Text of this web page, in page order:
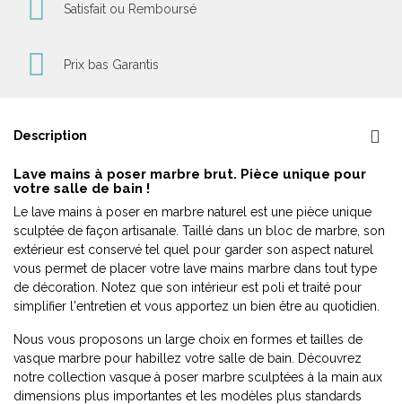
Satisfait ou Remboursé
Prix bas Garantis
Description
Lave mains à poser marbre brut. Pièce unique pour
votre salle de bain !
Le lave mains à poser en marbre naturel est une pièce unique
sculptée de façon artisanale. Taillé dans un bloc de marbre, son
extérieur est conservé tel quel pour garder son aspect naturel
vous permet de placer votre lave mains marbre dans tout type
de décoration. Notez que son intérieur est poli et traité pour
simplifier l'entretien et vous apportez un bien être au quotidien.
Nous vous proposons un large choix en formes et tailles de
vasque marbre pour habillez votre salle de bain. Découvrez
notre collection vasque à poser marbre sculptées à la main aux
dimensions plus importantes et les modèles plus standards